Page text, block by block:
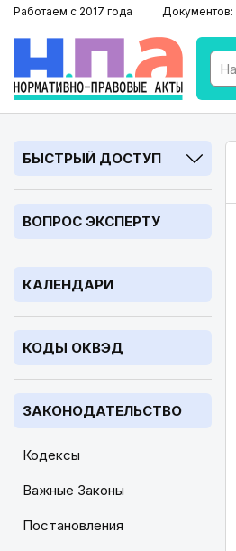
Работаем с 2017 года Документов:
БЫСТРЫЙ ДОСТУП
ВОПРОС ЭКСПЕРТУ
КАЛЕНДАРИ
КОДЫ ОКВЭД
ЗАКОНОДАТЕЛЬСТВО
Кодексы
Важные Законы
Постановления